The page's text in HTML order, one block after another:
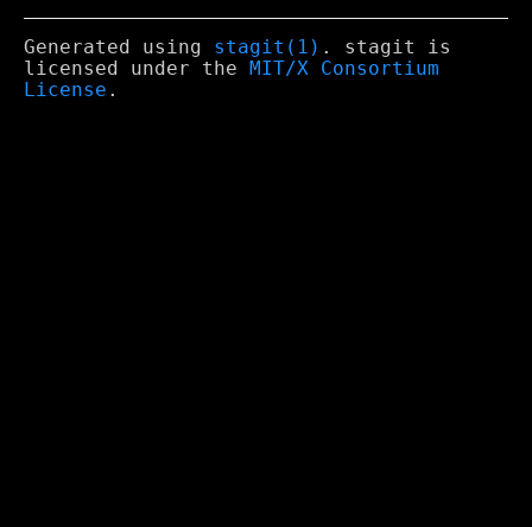
Generated using stagit(1) . stagit is
licensed under the
MIT/X Consortium
License .